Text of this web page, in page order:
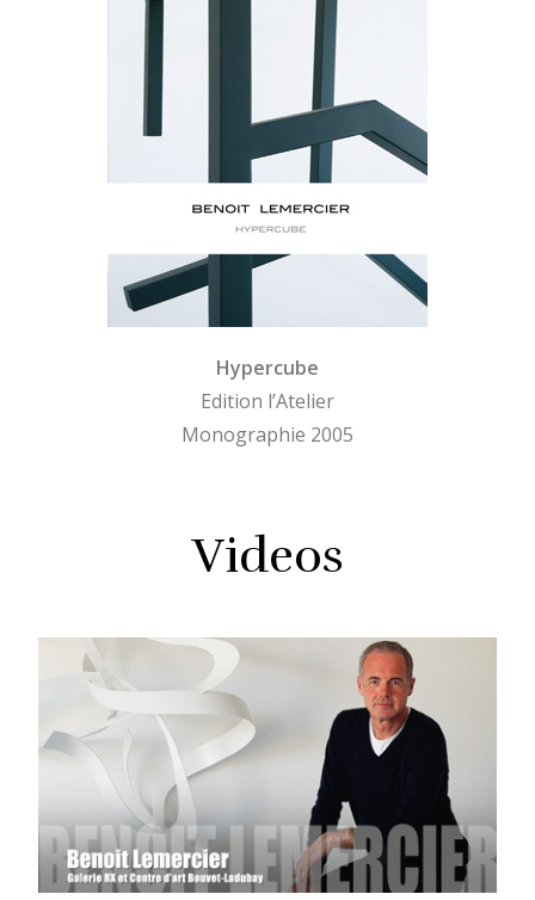
Hypercube
Edition l’Atelier
Monographie 2005
Videos